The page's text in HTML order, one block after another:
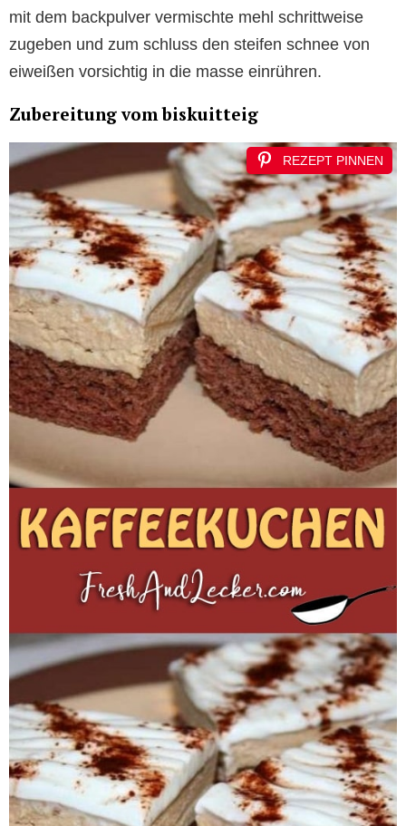
mit dem backpulver vermischte mehl schrittweise
zugeben und zum schluss den steifen schnee von
eiweißen vorsichtig in die masse einrühren.
Zubereitung vom biskuitteig
REZEPT PINNEN